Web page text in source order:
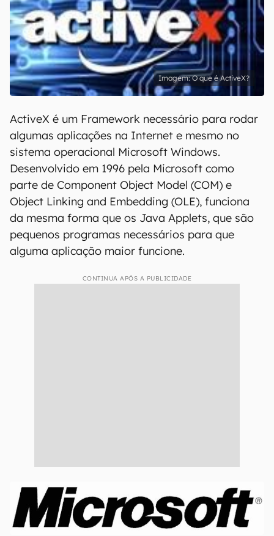
O que é ActiveX?
ActiveX é um Framework necessário para rodar
algumas aplicações na Internet e mesmo no
sistema operacional Microsoft Windows.
Desenvolvido em 1996 pela Microsoft como
parte de Component Object Model (COM) e
Object Linking and Embedding (OLE), funciona
da mesma forma que os Java Applets, que são
pequenos programas necessários para que
alguma aplicação maior funcione.
CONTINUA APÓS A PUBLICIDADE